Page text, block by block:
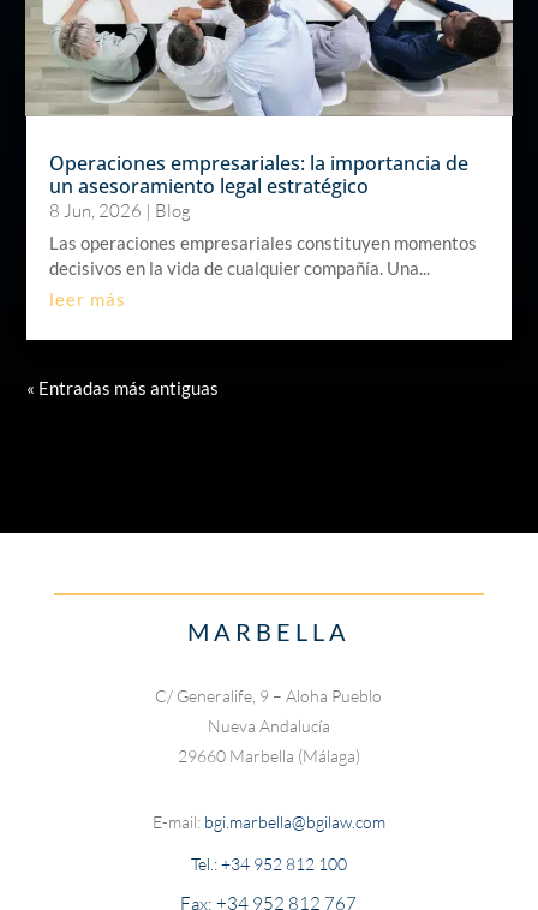
Operaciones empresariales: la importancia de
un asesoramiento legal estratégico
8 Jun, 2026 | Blog
Las operaciones empresariales constituyen momentos
decisivos en la vida de cualquier compañía. Una...
leer más
« Entradas más antiguas
MARBELLA
C/ Generalife, 9 – Aloha Pueblo
Nueva Andalucía
29660 Marbella (Málaga)
E-mail: bgi.marbella@bgilaw.com
Tel.:+34 952 812 100
Fax: +34 952 812 767